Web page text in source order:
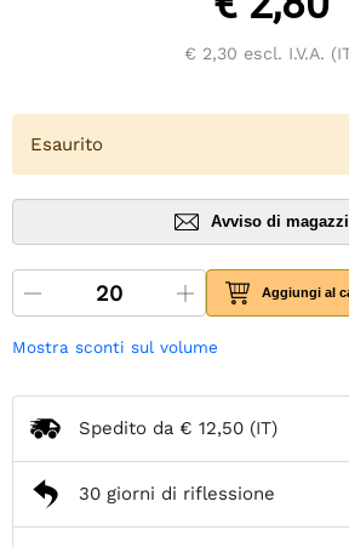
€ 2,30 escl. I.V.A.
Esaurito
Avviso di
Aggiungi al
Mostra sconti sul volume
Spedito da € 12,50 (IT)
30 giorni di riflessione